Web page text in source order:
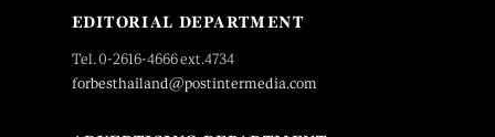
EDITORIAL DEPARTMENT
Tel. 0-2616-4666 ext.4734
forbesthailand@postintermedia.com